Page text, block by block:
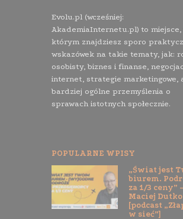
Evolu.pl (wcześniej:
AkademiaInternetu.pl) to miejsce,
którym znajdziesz sporo
wskazówek na takie tematy, jak:
osobisty, biznes i finanse,
internet, strategie marketingowe,
bardziej ogólne przemyślenia o
sprawach istotnych społecznie.
POPULARNE WPISY
„Świat jest
biurem.
za 1/3 ceny”
Maciej Dutko
[podcast
w sieć”]